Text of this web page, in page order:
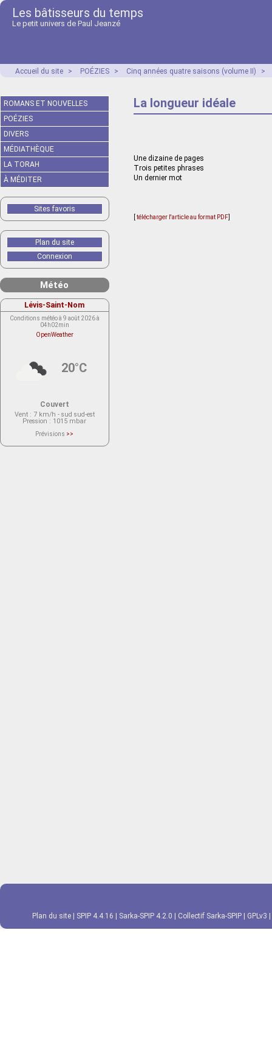
Les bâtisseurs du temps
Le petit univers de Paul Jeanzé
Accueil du site > POÉZIES > Cinq années quatre saisons (volume II) >
La longueur idéale
Une dizaine de pages
Trois petites phrases
Un dernier mot
télécharger l'article au format PDF
ROMANS ET NOUVELLES
POÉZIES
DIVERS
MÉDIATHÈQUE
LA TORAH
À MÉDITER
Sites favoris
Plan du site
Connexion
Météo
Lévis-Saint-Nom
Conditions météo à 9 août 2026 à
04h02min
OpenWeather
20°C
Couvert
Vent : 7 km/h - sud sud-est
Pression : 1015 mbar
Prévisions >>
actuellement aucune prévision
Plan du site SPIP 4.4.16 Sarka-SPIP 4.2.0 Collectif Sarka-SPIP GPLv3